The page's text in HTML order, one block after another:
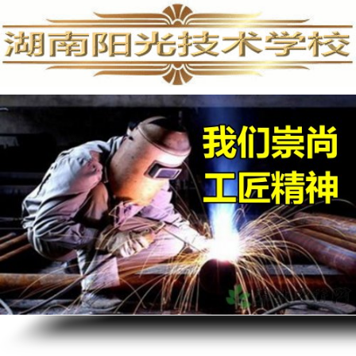
手机维修培训,手机维修培训学校,手机维修培训班